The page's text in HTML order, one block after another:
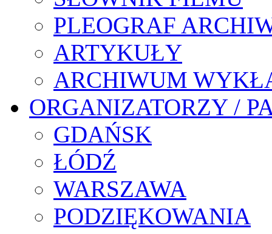
PLEOGRAF
ARTYKUŁY
ARCHIWUM
ORGANIZATORZY /
GDAŃSK
ŁÓDŹ
WARSZAWA
PODZIĘKOWANIA